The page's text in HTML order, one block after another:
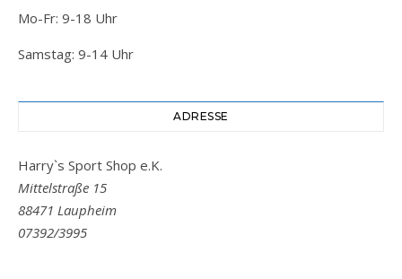
Mo-Fr: 9-18 Uhr
Samstag: 9-14 Uhr
ADRESSE
Harry`s Sport Shop e.K.
Mittelstraße 15
88471 Laupheim
07392/3995